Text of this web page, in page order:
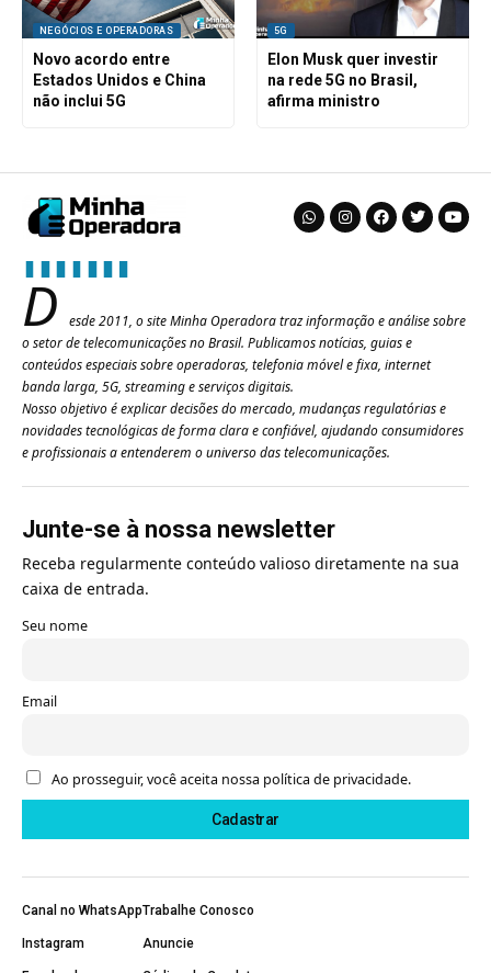
NEGÓCIOS E OPERADORAS
Novo acordo entre
Estados Unidos e China
não inclui 5G
5G
Elon Musk quer investir
na rede 5G no Brasil,
afirma ministro
D
esde 2011, o site Minha Operadora traz informação e análise sobre
o setor de telecomunicações no Brasil. Publicamos notícias, guias e
conteúdos especiais sobre operadoras, telefonia móvel e fixa, internet
banda larga, 5G, streaming e serviços digitais.
Nosso objetivo é explicar decisões do mercado, mudanças regulatórias e
novidades tecnológicas de forma clara e confiável, ajudando consumidores
e profissionais a entenderem o universo das telecomunicações.
Junte-se à nossa newsletter
Receba regularmente conteúdo valioso diretamente na sua
caixa de entrada.
Seu nome
Email
Ao prosseguir, você aceita nossa política de privacidade.
Canal no WhatsApp
Instagram
Trabalhe Conosco
Anuncie